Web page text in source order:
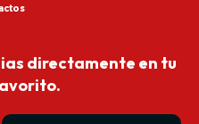
directamente en tu